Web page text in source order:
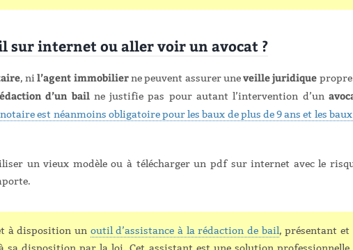
sur internet ou aller voir un avocat ?
, nil’agent immobilierne peuvent assurer uneveille juridique propre
d’un bailne justifie pas pour autant l’intervention d’un
est néanmoins obligatoire pour les baux de plus de 9 ans et les
un vieux modèle ou à télécharger un pdf sur internet avec le
à disposition un outil d’assistance à la rédaction de bail, présentant et